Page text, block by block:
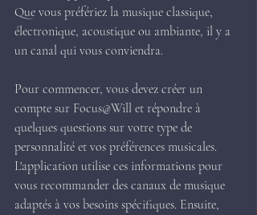
Que vous préfériez la musique classique,
électronique, acoustique ou ambiante, il y a
un canal qui vous conviendra.
Pour commencer, vous devez créer un
compte sur Focus@Will et répondre à
quelques questions sur votre type de
personnalité et vos préférences musicales.
L'application utilise ces informations pour
vous recommander des canaux de musique
adaptés à vos besoins spécifiques. Ensuite,